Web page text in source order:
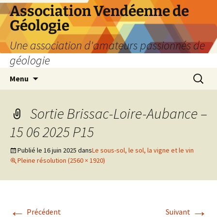
Aller
au
contenu
Association Vendéenne de
Géologie
Une association d'amateurs passionnés de
géologie
Menu
Sortie Brissac-Loire-Aubance –
15 06 2025 P15
Publié le 16 juin 2025 dansLe sous-sol, le sol, la vigne et le vin
Pleine résolution (2560 × 1920)
← Précédent Suivant →